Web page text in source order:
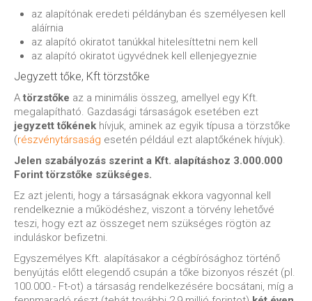
az alapítónak eredeti példányban és személyesen kell
aláírnia
az alapító okiratot tanúkkal hitelesíttetni nem kell
az alapító okiratot ügyvédnek kell ellenjegyeznie
Jegyzett tőke, Kft törzstőke
A törzstőke az a minimális összeg, amellyel egy Kft.
megalapítható. Gazdasági társaságok esetében ezt
jegyzett tőkének hívjuk, aminek az egyik típusa a törzstőke
(részvénytársaság esetén például ezt alaptőkének hívjuk).
Jelen szabályozás szerint a Kft. alapításhoz 3.000.000
Forint törzstőke szükséges.
Ez azt jelenti, hogy a társaságnak ekkora vagyonnal kell
rendelkeznie a működéshez, viszont a törvény lehetővé
teszi, hogy ezt az összeget nem szükséges rögtön az
induláskor befizetni.
Egyszemélyes Kft. alapításakor a cégbírósághoz történő
benyújtás előtt elegendő csupán a tőke bizonyos részét (pl.
100.000.- Ft-ot) a társaság rendelkezésére bocsátani, míg a